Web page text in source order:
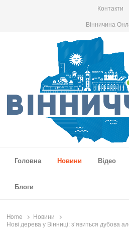
Контакти
Вінничина
Головна
Новини Відео
Блоги
Home
Новини
Нові дерева у Вінниці: з’явиться дубова